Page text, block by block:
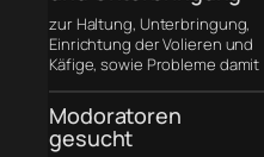
zur Haltung, Unterbringung,
Einrichtung der Volieren und
Käfige, sowie Probleme damit
Modoratoren
gesucht